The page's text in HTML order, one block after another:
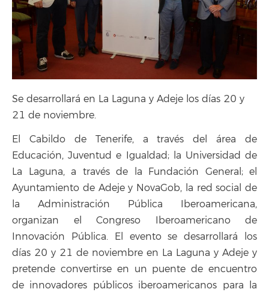
Se desarrollará en La Laguna y Adeje los días 20 y
21 de noviembre.
El Cabildo de Tenerife, a través del área de
Educación, Juventud e Igualdad; la Universidad de
La Laguna, a través de la Fundación General; el
Ayuntamiento de Adeje y NovaGob, la red social de
la Administración Pública Iberoamericana,
organizan el Congreso Iberoamericano de
Innovación Pública. El evento se desarrollará los
días 20 y 21 de noviembre en La Laguna y Adeje y
pretende convertirse en un puente de encuentro
de innovadores públicos iberoamericanos para la